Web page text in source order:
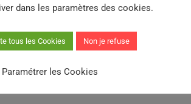
dans les paramètres des cookies.
tous les Cookies Non je refuse
Paramétrer les Cookies